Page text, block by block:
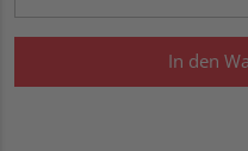
In den